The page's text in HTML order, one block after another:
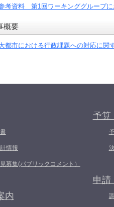
考資料 第1回ワーキンググループに
概要
都市における行政課題への対応に関
情報
募集(パブリックコメント）
内
予算
申請